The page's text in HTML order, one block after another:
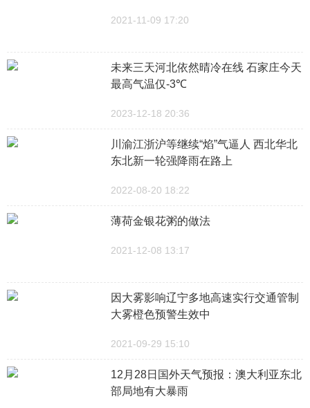
2021-11-09 17:20
未来三天河北依然晴冷在线 石家庄今天
最高气温仅-3℃
2023-12-18 20:36
川渝江浙沪等继续“焰”气逼人 西北华北
东北新一轮强降雨在路上
2022-08-20 18:22
薄荷金银花粥的做法
2021-12-08 13:17
因大雾影响辽宁多地高速实行交通管制
大雾橙色预警生效中
2021-09-29 15:10
12月28日国外天气预报：澳大利亚东北
部局地有大暴雨